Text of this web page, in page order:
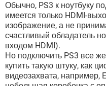
Обычно, PS3 к ноутбуку
имеется только HDMI-
изображение, а не
счастливый обладатель
входом HDMI).
Но подключить PS3 все
купить такую штуку, как
видеозахвата, например,